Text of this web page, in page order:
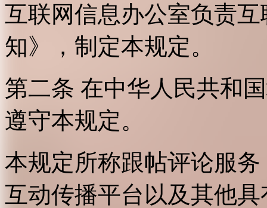
互联网信息办公室负责
知》，制定本规定。
第二条 在中华人民共和
遵守本规定。
本规定所称跟帖评论服
互动传播平台以及其他